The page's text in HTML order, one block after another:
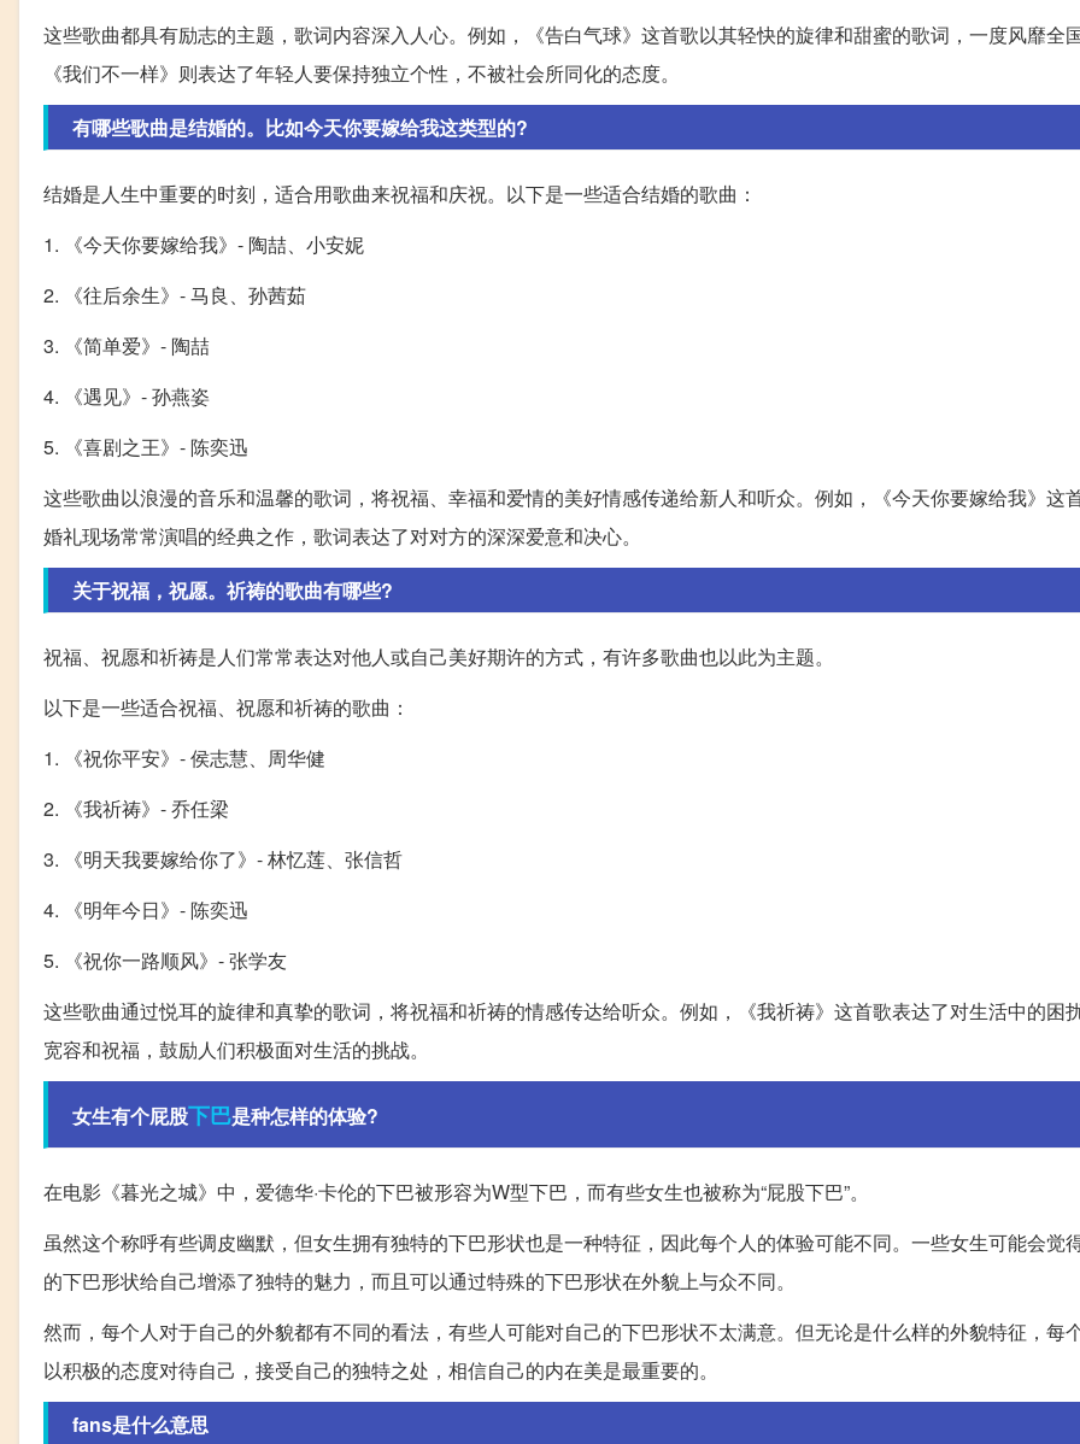
这些歌曲都具有励志的主题，歌词内容深入人心。例如，《告白气球》这首歌以其轻快的旋律和甜蜜的歌词，一度风靡全
《我们不一样》则表达了年轻人要保持独立个性，不被社会所同化的态度。
有哪些歌曲是结婚的。比如今天你要嫁给我这类型的?
结婚是人生中重要的时刻，适合用歌曲来祝福和庆祝。以下是一些适合结婚的歌曲：
1. 《今天你要嫁给我》- 陶喆、小安妮
2. 《往后余生》- 马良、孙茜茹
3. 《简单爱》- 陶喆
4. 《遇见》- 孙燕姿
5. 《喜剧之王》- 陈奕迅
这些歌曲以浪漫的音乐和温馨的歌词，将祝福、幸福和爱情的美好情感传递给新人和听众。例如，《今天你要嫁给我》这
婚礼现场常常演唱的经典之作，歌词表达了对对方的深深爱意和决心。
关于祝福，祝愿。祈祷的歌曲有哪些?
祝福、祝愿和祈祷是人们常常表达对他人或自己美好期许的方式，有许多歌曲也以此为主题。
以下是一些适合祝福、祝愿和祈祷的歌曲：
1. 《祝你平安》- 侯志慧、周华健
2. 《我祈祷》- 乔任梁
3. 《明天我要嫁给你了》- 林忆莲、张信哲
4. 《明年今日》- 陈奕迅
5. 《祝你一路顺风》- 张学友
这些歌曲通过悦耳的旋律和真挚的歌词，将祝福和祈祷的情感传达给听众。例如，《我祈祷》这首歌表达了对生活中的困
宽容和祝福，鼓励人们积极面对生活的挑战。
女生有个屁股下巴是种怎样的体验?
在电影《暮光之城》中，爱德华·卡伦的下巴被形容为W型下巴，而有些女生也被称为“屁股下巴”。
虽然这个称呼有些调皮幽默，但女生拥有独特的下巴形状也是一种特征，因此每个人的体验可能不同。一些女生可能会觉
的下巴形状给自己增添了独特的魅力，而且可以通过特殊的下巴形状在外貌上与众不同。
然而，每个人对于自己的外貌都有不同的看法，有些人可能对自己的下巴形状不太满意。但无论是什么样的外貌特征，每
以积极的态度对待自己，接受自己的独特之处，相信自己的内在美是最重要的。
fans是什么意思